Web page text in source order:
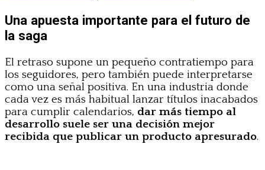
Una apuesta importante para el futuro de
la saga
El retraso supone un pequeño contratiempo para
los seguidores, pero también puede interpretarse
como una señal positiva. En una industria donde
cada vez es más habitual lanzar títulos inacabados
para cumplir calendarios, dar más tiempo al
desarrollo suele ser una decisión mejor
recibida que publicar un producto apresurado.